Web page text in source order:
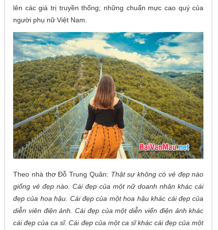
lên các giá trị truyền thống; những chuẩn mực cao quý của
người phụ nữ Việt Nam.
Theo nhà thơ Đỗ Trung Quân: Thật sự không có vẻ đẹp nào
giống vẻ đẹp nào. Cái đẹp của một nữ doanh nhân khác cái
đẹp của hoa hậu. Cái đẹp của một hoa hậu khác cái đẹp của
diễn viên điện ảnh. Cái đẹp của một diễn viển điện ảnh khác
cái đẹp của ca sĩ. Cái đẹp của một ca sĩ khác cái đẹp của một